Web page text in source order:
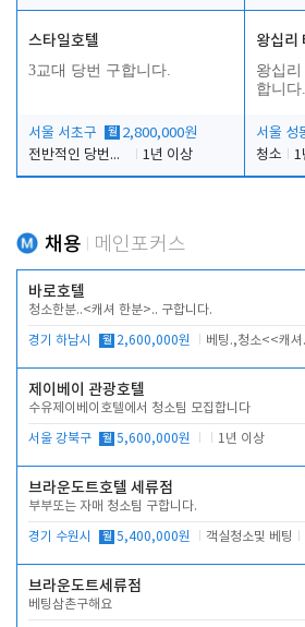
스타일호텔
3교대 당번 구합니다.
서울 서초구 월 2,800,000원
전반적인 당번업무
1년 이상
왕십리
왕십
합니다.
서울 성
청소
1
채용 메인포커스
바로호텔
청소한분..<캐셔 한분>.. 구합니다.
경기 하남시 월 2,600,000원 베
제이베이 관광호텔
수유제이베이호텔에서 청소팀 모집합니다
서울 강북구 월 5,600,000원 1년 이상
브라운도트호텔 세류점
부부또는 자매 청소팀 구합니다.
경기 수원시 월 5,400,000원 객실청소및 베팅
브라운도트세류점
베팅삼촌구해요